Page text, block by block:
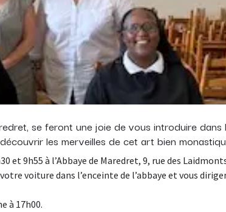
se feront une joie de vous introduire dans
les merveilles de cet art bien
et 9h55 à l’Abbaye de Maredret, 9, rue des
voiture dans l’enceinte de l’abbaye et vous
à 17h00.